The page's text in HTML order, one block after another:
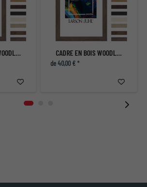
CADRE EN BOIS WOODLAND I CADRE EN BOIS WOODLAND I
de 40,00 € *